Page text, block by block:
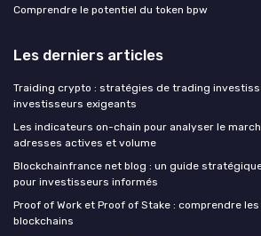
Comprendre le potentiel du token bpw
Les derniers articles
Traiding crypto : stratégies de trading
investisseurs exigeants
Les indicateurs on-chain pour analyser le
adresses actives et volume
Blockchainfrance net blog : un guide
pour investisseurs informés
Proof of Work et Proof of Stake : comprendre
blockchains